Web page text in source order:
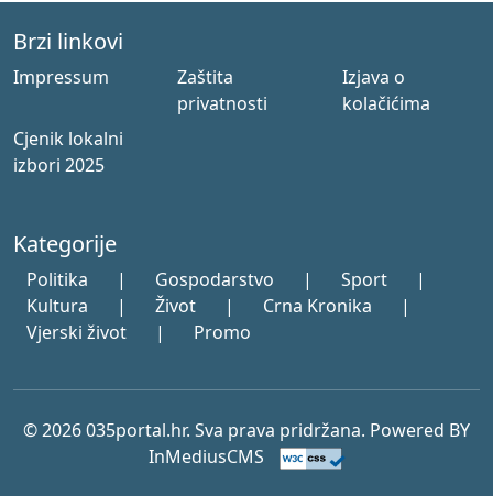
Brzi linkovi
Impressum
Zaštita
privatnosti
Izjava o
kolačićima
Cjenik lokalni
izbori 2025
Kategorije
Politika | Gospodarstvo | Sport
|
Kultura
| Život | Crna Kronika
|
Vjerski život
| Promo
© 2026 035portal.hr. Sva prava pridržana. Powered BY
InMediusCMS